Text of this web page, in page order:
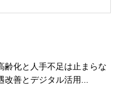
齢化と人手不足は止まらな
善とデジタル活用...